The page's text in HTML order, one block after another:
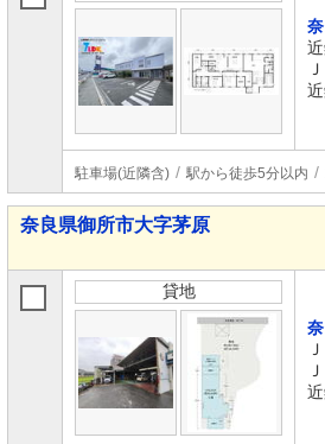
駐車場(近隣含) 駅から徒歩5分以内
奈良県御所市大字茅原
貸地